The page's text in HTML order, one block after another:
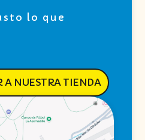
lo que
A NUESTRA TIENDA